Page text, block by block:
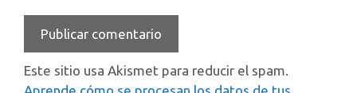
Este sitio usa Akismet para reducir el spam.
Aprende cómo se procesan los datos de tus